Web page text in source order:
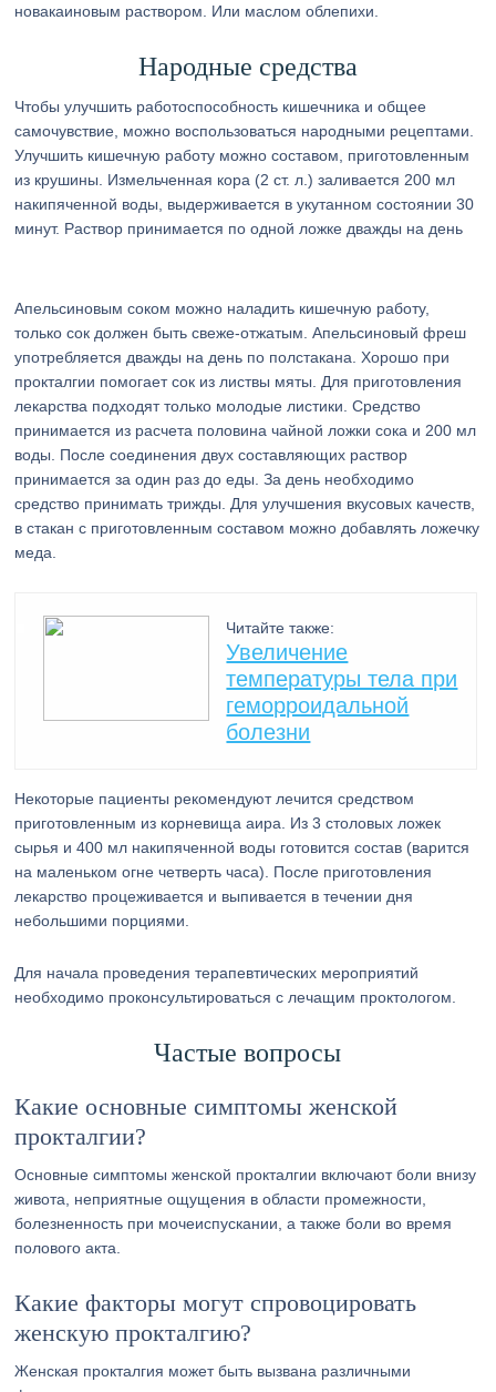
новакаиновым раствором. Или маслом облепихи.
Народные средства
Чтобы улучшить работоспособность кишечника и общее
самочувствие, можно воспользоваться народными рецептами.
Улучшить кишечную работу можно составом, приготовленным
из крушины. Измельченная кора (2 ст. л.) заливается 200 мл
накипяченной воды, выдерживается в укутанном состоянии 30
минут. Раствор принимается по одной ложке дважды на день
Апельсиновым соком можно наладить кишечную работу,
только сок должен быть свеже-отжатым. Апельсиновый фреш
употребляется дважды на день по полстакана. Хорошо при
прокталгии помогает сок из листвы мяты. Для приготовления
лекарства подходят только молодые листики. Средство
принимается из расчета половина чайной ложки сока и 200 мл
воды. После соединения двух составляющих раствор
принимается за один раз до еды. За день необходимо
средство принимать трижды. Для улучшения вкусовых качеств,
в стакан с приготовленным составом можно добавлять ложечку
меда.
Читайте также:
Увеличение
температуры тела при
геморроидальной
болезни
Некоторые пациенты рекомендуют лечится средством
приготовленным из корневища аира. Из 3 столовых ложек
сырья и 400 мл накипяченной воды готовится состав (варится
на маленьком огне четверть часа). После приготовления
лекарство процеживается и выпивается в течении дня
небольшими порциями.
Для начала проведения терапевтических мероприятий
необходимо проконсультироваться с лечащим проктологом.
Частые вопросы
Какие основные симптомы женской
прокталгии?
Основные симптомы женской прокталгии включают боли внизу
живота, неприятные ощущения в области промежности,
болезненность при мочеиспускании, а также боли во время
полового акта.
Какие факторы могут спровоцировать
женскую прокталгию?
Женская прокталгия может быть вызвана различными